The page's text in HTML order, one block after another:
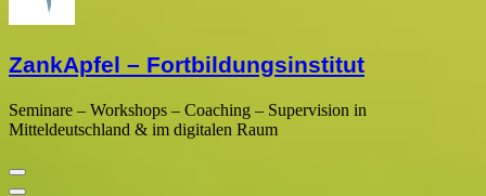
ZankApfel – Fortbildungsinstitut
Seminare – Workshops – Coaching – Supervision in
Mitteldeutschland & im digitalen Raum